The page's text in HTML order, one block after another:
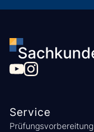
Service
Prüfungsvorbereitung